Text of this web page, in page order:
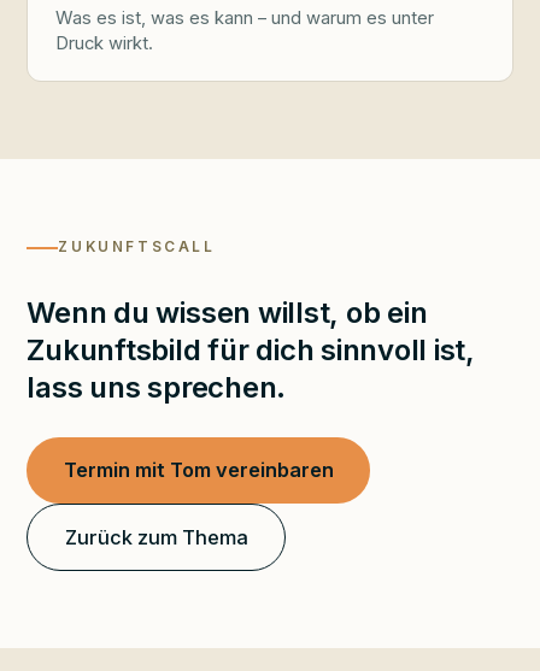
Was es ist, was es kann – und warum es unter
Druck wirkt.
ZUKUNFTSCALL
Wenn du wissen willst, ob ein
Zukunftsbild für dich sinnvoll ist,
lass uns sprechen.
Termin mit Tom vereinbaren
Zurück zum Thema